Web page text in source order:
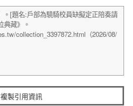
複製引用資訊